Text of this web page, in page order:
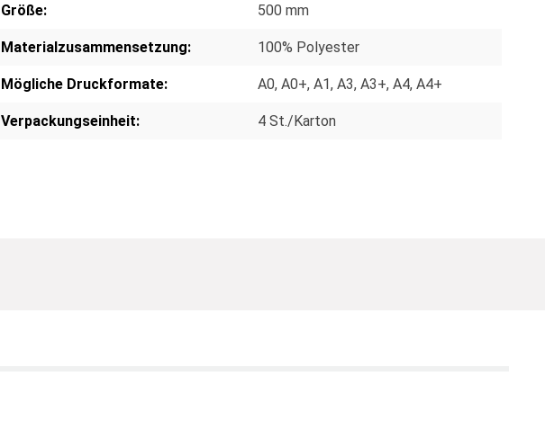
Größe: 500 mm
Materialzusammensetzung: 100% Polyester
Mögliche Druckformate: A0, A0+, A1, A3, A3+, A4, A4+
Verpackungseinheit: 4 St./Karton